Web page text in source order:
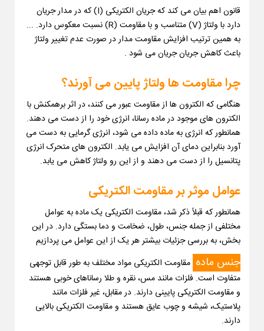
قانون اهم بیان می کند که جریان الکتریکی (I) که در مدار جریان
دارد با ولتاژ (V) متناسب و با مقاومت (R) نسبت معکوس دارد. ...
به همین ترتیب افزایش مقاومت مدار در صورت عدم تغییر ولتاژ
باعث کاهش جریان جریان می شود .
چرا مقاومت ها ولتاژ پایین می آورند؟
هنگامی که الکترون ها از مقاومت عبور می کنند، در اثر برهمکنش با
الکترون های موجود در ماده رسانا، انرژی خود را از دست می دهند.
همانطور که انرژی به ماده داده می شود، انرژی گرمایی به دست می
آورد بنابراین دمای آن افزایش می یابد. الکترون های متحرک انرژی
پتانسیل را از دست می دهند و از این رو ولتاژ کاهش می یابد.
عوامل موثر بر مقاومت الکتریکی
همانطور که قبلاً ذکر شد، مقاومت الکتریکی یک ماده به عوامل
مختلفی از جمله جنس، طول، ضخامت و دما بستگی دارد. در این
بخش، به بررسی جزئیات بیشتر هر یک از این عوامل می پردازیم
جنس ماده مقاومت الکتریکی مواد مختلف به طور قابل توجهی
متفاوت است. فلزات مانند مس، نقره و طلا رساناهای خوبی هستند
و مقاومت الکتریکی پایینی دارند. در مقابل، غیر فلزات مانند
پلاستیک، شیشه و چوب عایق هستند و مقاومت الکتریکی بالایی
دارند.